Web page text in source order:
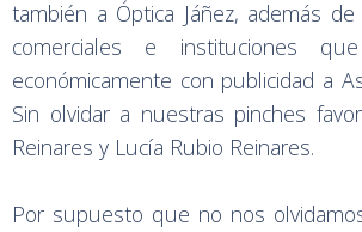
también a Óptica Jáñez, además
comerciales e instituciones
económicamente con publicidad a
Sin olvidar a nuestras pinches
Reinares y Lucía Rubio Reinares.
Por supuesto que no nos